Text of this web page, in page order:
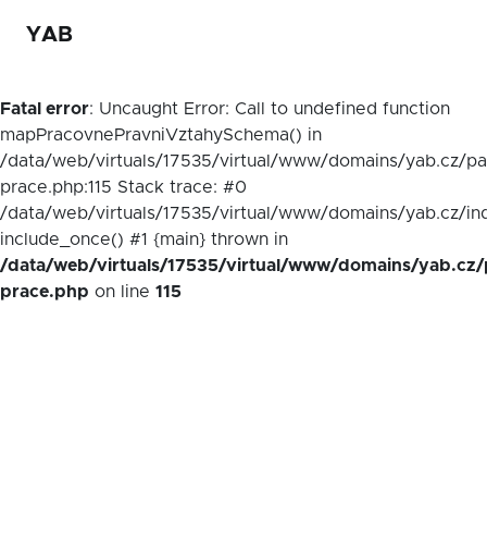
YAB
Fatal error: Uncaught Error: Call to undefined function
mapPracovnePravniVztahySchema() in
/data/web/virtuals/17535/virtual/www/domains/yab.cz/
prace.php:115 Stack trace: #0
/data/web/virtuals/17535/virtual/www/domains/yab.cz/
include_once() #1 {main} thrown in
/data/web/virtuals/17535/virtual/www/domains/yab.cz/
prace.php on line 115